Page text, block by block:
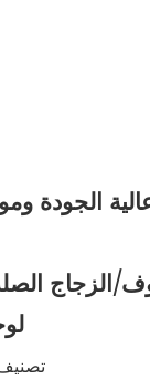
الجودة
الزجاج
تصنيف